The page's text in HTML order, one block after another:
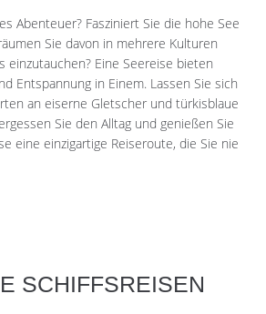
Abenteuer? Fasziniert Sie die hohe See
Sie davon in mehrere Kulturen
einzutauchen? Eine Seereise bieten
Entspannung in Einem. Lassen Sie sich
an eiserne Gletscher und türkisblaue
Sie den Alltag und genießen Sie
eine einzigartige Reiseroute, die Sie nie
SCHIFFSREISEN